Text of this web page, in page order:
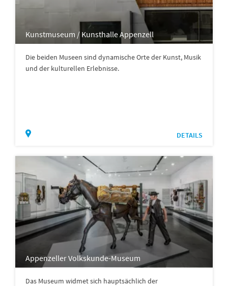
Kunstmuseum / Kunsthalle Appenzell
Die beiden Museen sind dynamische Orte der Kunst, Musik
und der kulturellen Erlebnisse.
DETAILS
Appenzeller Volkskunde-Museum
Das Museum widmet sich hauptsächlich der